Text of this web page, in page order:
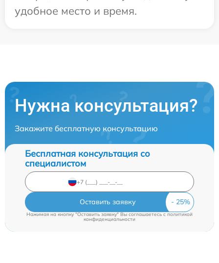
удобное место и время.
Нужна консультация?
Закажите бесплатную консультацию
Бесплатная консультация со
специалистом
Оставить заявку
Нажимая на кнопку "Оставить заявку" Вы соглашаетесь c политикой
конфиденциальности